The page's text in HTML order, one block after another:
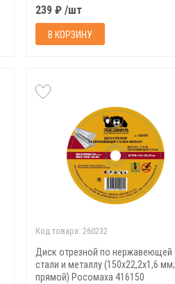
239 ₽ /шт
В КОРЗИНУ
Код товара: 260232
Диск отрезной по нержавеющей
стали и металлу (150х22,2х1,6 мм;
прямой) Росомаха 416150